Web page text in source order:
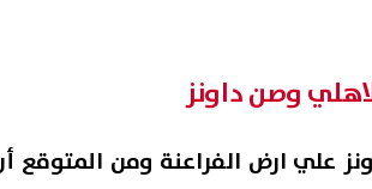
وصن داونز
علي ارض الفراعنة ومن المتوقع